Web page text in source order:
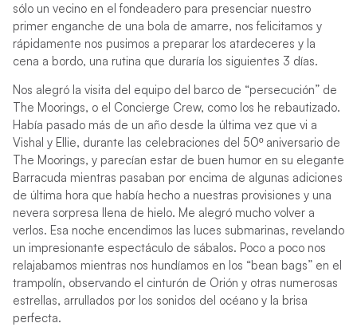
sólo un vecino en el fondeadero para presenciar nuestro
primer enganche de una bola de amarre, nos felicitamos y
rápidamente nos pusimos a preparar los atardeceres y la
cena a bordo, una rutina que duraría los siguientes 3 días.
Nos alegró la visita del equipo del barco de “persecución” de
The Moorings, o el Concierge Crew, como los he rebautizado.
Había pasado más de un año desde la última vez que vi a
Vishal y Ellie, durante las celebraciones del 50º aniversario de
The Moorings, y parecían estar de buen humor en su elegante
Barracuda mientras pasaban por encima de algunas adiciones
de última hora que había hecho a nuestras provisiones y una
nevera sorpresa llena de hielo. Me alegró mucho volver a
verlos. Esa noche encendimos las luces submarinas, revelando
un impresionante espectáculo de sábalos. Poco a poco nos
relajabamos mientras nos hundíamos en los “bean bags” en el
trampolín, observando el cinturón de Orión y otras numerosas
estrellas, arrullados por los sonidos del océano y la brisa
perfecta.